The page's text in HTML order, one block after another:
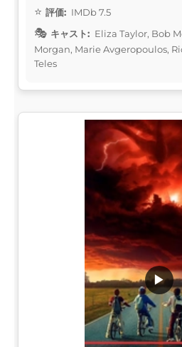
評価: IMDb 7.5
キャスト: Eliza Taylor, Bob
Morgan, Marie Avgeropoulos,
Teles
▶